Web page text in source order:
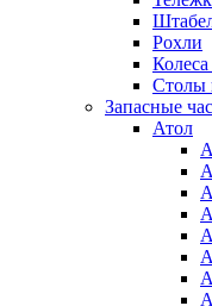
Рохли
Столы
Запасные
Атол